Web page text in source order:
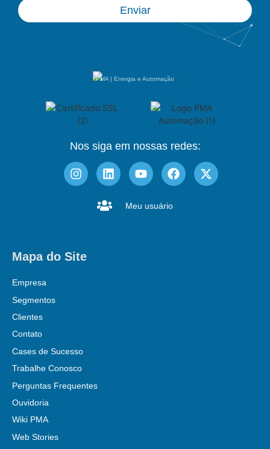
Enviar
PMA | Energia e Automação
Nos siga em nossas redes:
Meu usuário
Mapa do Site
Empresa
Segmentos
Clientes
Contato
Cases de Sucesso
Trabalhe Conosco
Perguntas Frequentes
Ouvidoria
Wiki PMA
Web Stories